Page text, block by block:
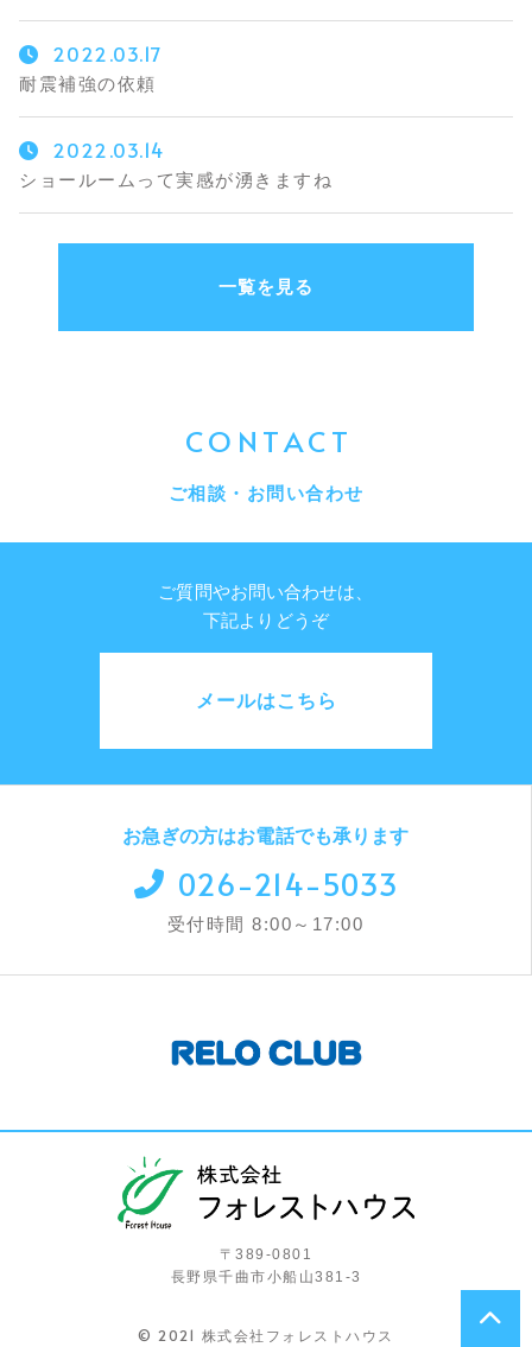
2022.03.17
耐震補強の依頼
2022.03.14
ショールームって実感が湧きますね
一覧を見る
CONTACT
ご相談・お問い合わせ
ご質問やお問い合わせは、
下記よりどうぞ
メールはこちら
お急ぎの方はお電話でも承ります
026-214-5033
受付時間 8:00～17:00
〒389-0801
長野県千曲市小船山381-3
© 2021 株式会社フォレストハウス